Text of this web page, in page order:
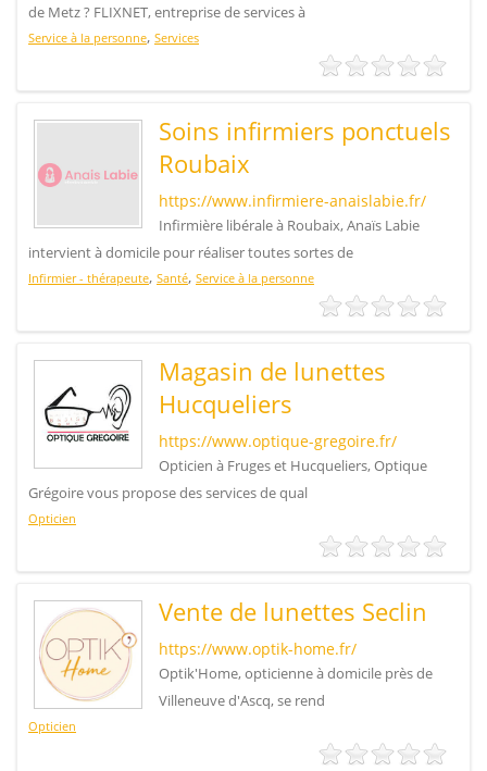
de Metz ? FLIXNET, entreprise de services à
Service à la personne, Services
Soins infirmiers ponctuels
Roubaix
https://www.infirmiere-anaislabie.fr/
Infirmière libérale à Roubaix, Anaïs Labie
intervient à domicile pour réaliser toutes sortes de
Infirmier - thérapeute, Santé, Service à la personne
Magasin de lunettes
Hucqueliers
https://www.optique-gregoire.fr/
Opticien à Fruges et Hucqueliers, Optique
Grégoire vous propose des services de qual
Opticien
Vente de lunettes Seclin
https://www.optik-home.fr/
Optik'Home, opticienne à domicile près de
Villeneuve d'Ascq, se rend
Opticien